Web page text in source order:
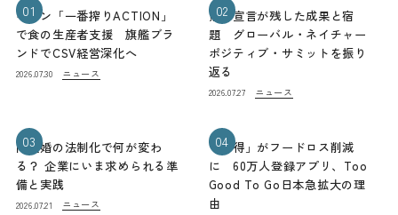
01
キリン「一番搾りACTION」
で食の生産者支援 旗艦ブラ
ンドでCSV経営深化へ
2026.07.30 ニュース
02
熊本宣言が残した成果と宿
題 グローバル・ネイチャー
ポジティブ・サミットを振り
返る
2026.07.27 ニュース
03
同性婚の法制化で何が変わ
る？ 企業にいま求められる準
備と実践
2026.07.21 ニュース
04
「お得」がフードロス削減
に 60万人登録アプリ、Too
Good To Go日本急拡大の理
由